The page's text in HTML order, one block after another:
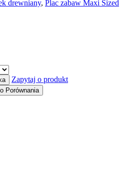
drewniany, Plac zabaw Maxi Sized
Zapytaj o produkt
Porównania